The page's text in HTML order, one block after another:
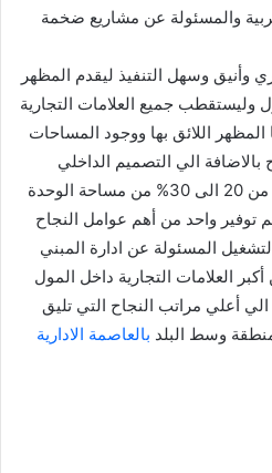
والمسئولة عن مشاريع ضخمة
وسهل التنفيذ ليقدم المظهر
وليستقطب جميع العلامات التجارية
المظهر اللائق بها ووجود المساحات
بالاضافة الي التصميم الداخلي
توفير واحد من أهم عوامل النجاح
المسئولة عن ادارة المبني
العلامات التجارية داخل المول
أعلي مراتب النجاح التي تليق
وسط البلد بالعاصمة الادارية